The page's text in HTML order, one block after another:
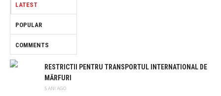
LATEST
POPULAR
COMMENTS
RESTRICTII PENTRU TRANSPORTUL INTERNATIONAL DE
MĂRFURI
5 ANI AGO